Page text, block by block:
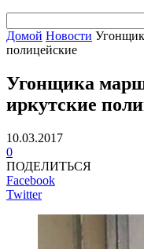
Домой Новости
полицейские
Угонщика
иркутские
10.03.2017
0
ПОДЕЛИТЬСЯ
Facebook
Twitter